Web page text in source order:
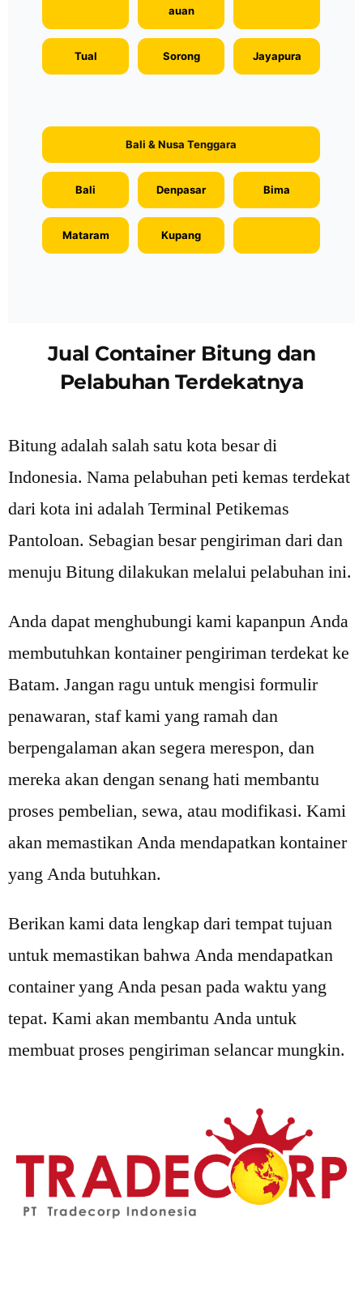
auan
Tual Sorong Jayapura
Bali & Nusa Tenggara
Bali Denpasar Bima
Mataram Kupang
Jual Container Bitung dan
Pelabuhan Terdekatnya
Bitung adalah salah satu kota besar di
Indonesia. Nama pelabuhan peti kemas terdekat
dari kota ini adalah Terminal Petikemas
Pantoloan. Sebagian besar pengiriman dari dan
menuju Bitung dilakukan melalui pelabuhan ini.
Anda dapat menghubungi kami kapanpun Anda
membutuhkan kontainer pengiriman terdekat ke
Batam. Jangan ragu untuk mengisi formulir
penawaran, staf kami yang ramah dan
berpengalaman akan segera merespon, dan
mereka akan dengan senang hati membantu
proses pembelian, sewa, atau modifikasi. Kami
akan memastikan Anda mendapatkan kontainer
yang Anda butuhkan.
Berikan kami data lengkap dari tempat tujuan
untuk memastikan bahwa Anda mendapatkan
container yang Anda pesan pada waktu yang
tepat. Kami akan membantu Anda untuk
membuat proses pengiriman selancar mungkin.